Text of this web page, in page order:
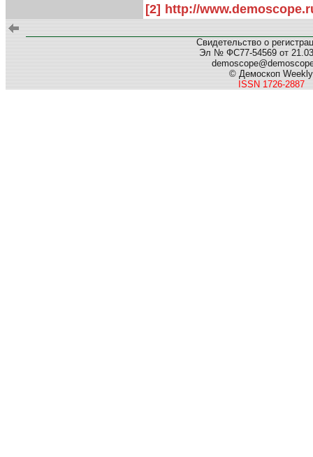
[2] http://
Свидетельство о
Эл № ФС77-54569 от
© Демоскоп Weekly
ISSN 1726-2887